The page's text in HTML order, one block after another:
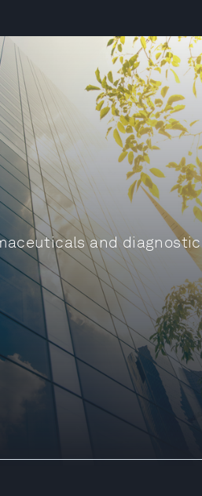
and diagnostic